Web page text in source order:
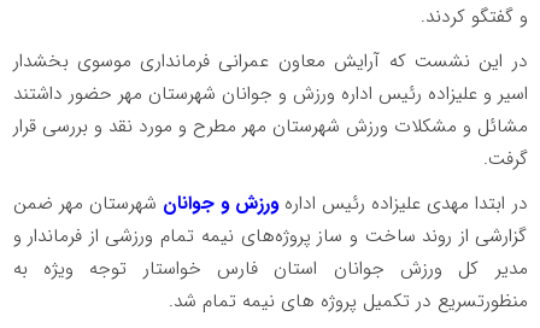
و گفتگو کردند.
در این نشست که آرایش معاون عمرانی فرمانداری موسوی بخشدار
اسیر و علیزاده رئیس اداره ورزش و جوانان شهرستان مهر حضور داشتند
مشائل و مشکلات ورزش شهرستان مهر مطرح و مورد نقد و بررسی قرار
گرفت.
در ابتدا مهدی علیزاده رئیس اداره ورزش و جوانان شهرستان مهر ضمن
گزارشی از روند ساخت و ساز پروژه‌های نیمه تمام ورزشی از فرماندار و
مدیر کل ورزش جوانان استان فارس خواستار توجه ویژه به
منظورتسریع در تکمیل پروژه های نیمه تمام شد.